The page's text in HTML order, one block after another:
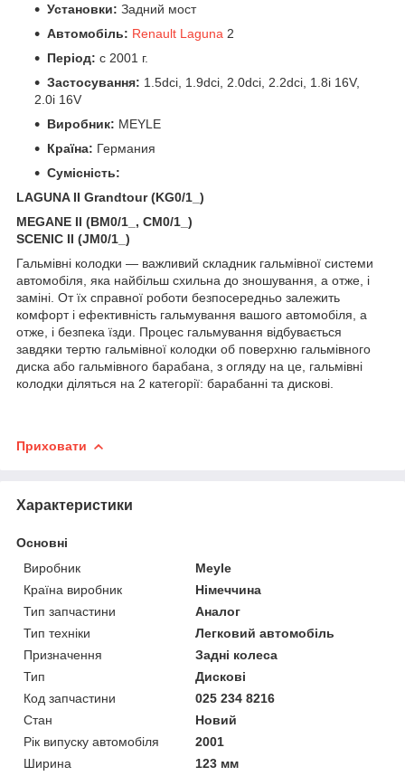
Установки: Задний мост
Автомобіль: Renault Laguna 2
Період: c 2001 г.
Застосування: 1.5dci, 1.9dci, 2.0dci, 2.2dci, 1.8i 16V,
2.0i 16V
Виробник: MEYLE
Країна: Германия
Сумісність:
LAGUNA II Grandtour (KG0/1_)
MEGANE II (BM0/1_, CM0/1_)
SCENIC II (JM0/1_)
Гальмівні колодки — важливий складник гальмівної системи
автомобіля, яка найбільш схильна до зношування, а отже, і
заміні. От їх справної роботи безпосередньо залежить
комфорт і ефективність гальмування вашого автомобіля, а
отже, і безпека їзди. Процес гальмування відбувається
завдяки тертю гальмівної колодки об поверхню гальмівного
диска або гальмівного барабана, з огляду на це, гальмівні
колодки діляться на 2 категорії: барабанні та дискові.
Приховати
Характеристики
Основні
Виробник
Meyle
Країна виробник
Німеччина
Тип запчастини
Аналог
Тип техніки
Легковий автомобіль
Призначення
Задні колеса
Тип
Дискові
Код запчастини
025 234 8216
Стан
Новий
Рік випуску автомобіля
2001
Ширина
123 мм